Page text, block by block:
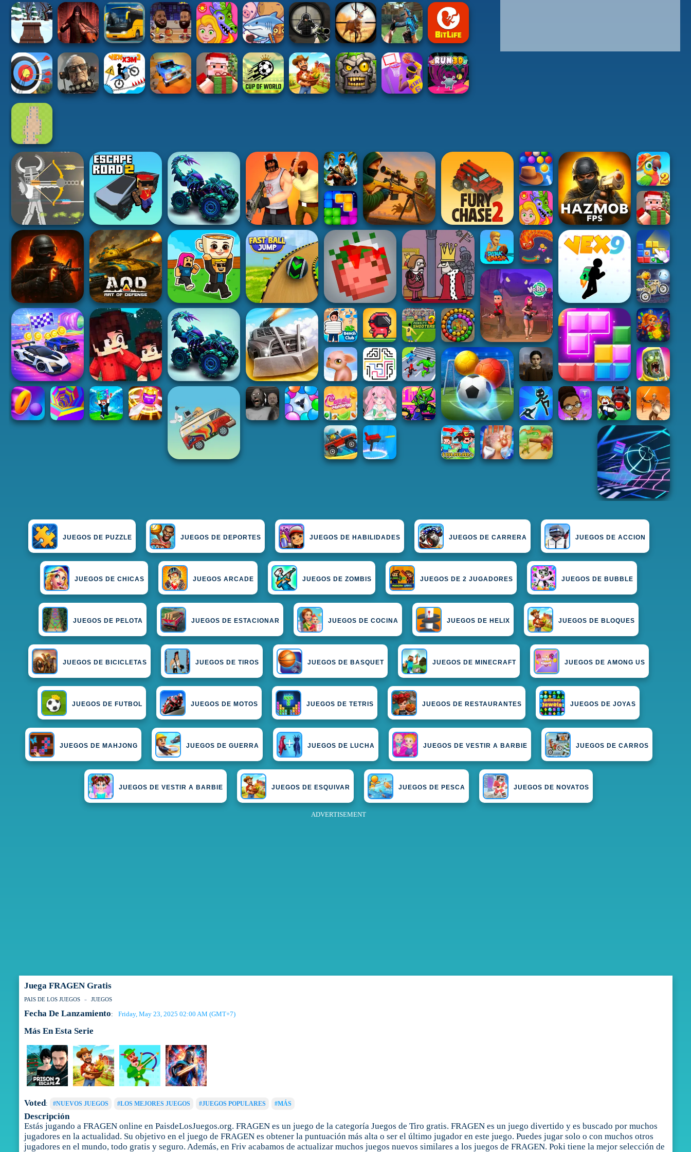
JUEGOS DE PUZZLE JUEGOS DE DEPORTES JUEGOS DE HABILIDADES JUEGOS DE CARRERA JUEGOS DE ACCION
JUEGOS DE CHICAS JUEGOS ARCADE JUEGOS DE ZOMBIS JUEGOS DE 2 JUGADORES JUEGOS DE BUBBLE
JUEGOS DE PELOTA JUEGOS DE ESTACIONAR JUEGOS DE COCINA JUEGOS DE HELIX JUEGOS DE BLOQUES
JUEGOS DE BICICLETAS JUEGOS DE TIROS JUEGOS DE BASQUET JUEGOS DE MINECRAFT JUEGOS DE AMONG US
JUEGOS DE FUTBOL JUEGOS DE MOTOS JUEGOS DE TETRIS JUEGOS DE RESTAURANTES JUEGOS DE JOYAS
JUEGOS DE MAHJONG JUEGOS DE GUERRA JUEGOS DE LUCHA JUEGOS DE VESTIR A BARBIE JUEGOS DE CARROS
JUEGOS DE VESTIR A BARBIE JUEGOS DE ESQUIVAR JUEGOS DE PESCA JUEGOS DE NOVATOS
ADVERTISEMENT
Juega FRAGEN Gratis
PAIS DE LOS JUEGOS JUEGOS
Fecha De Lanzamiento: Friday, May 23, 2025 02:00 AM (GMT+7)
Más En Esta Serie
Voted: #NUEVOS JUEGOS #LOS MEJORES JUEGOS #JUEGOS POPULARES #MÁS
Descripción
Estás jugando a FRAGEN online en PaisdeLosJuegos.org. FRAGEN es un juego de la categoría Juegos de Tiro gratis. FRAGEN es un juego divertido y es buscado por muchos
jugadores en la actualidad. Su objetivo en el juego de FRAGEN es obtener la puntuación más alta o ser el último jugador en este juego. Puedes jugar solo o con muchos otros
jugadores en el mundo, todo gratis y seguro. Además, en Friv acabamos de actualizar muchos juegos nuevos similares a los juegos de FRAGEN. Poki tiene la mejor selección de